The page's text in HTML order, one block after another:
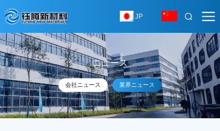
JP
ニュース
会社ニュース 業界ニュース